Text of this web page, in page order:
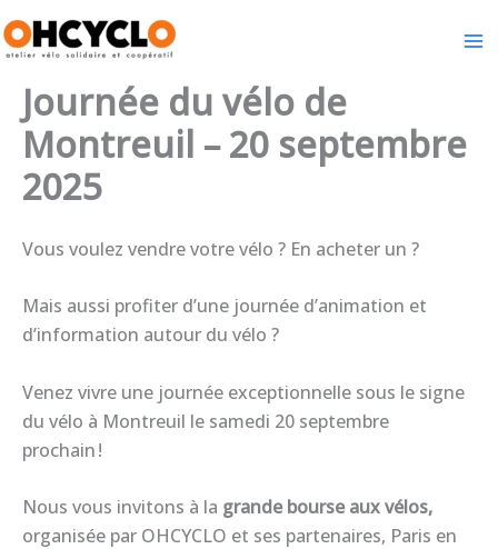
au
Journée du vélo de
Montreuil – 20 septembre
2025
Vous voulez vendre votre vélo ? En acheter un ?
Mais aussi profiter d’une journée d’animation et
d’information autour du vélo ?
Venez vivre une journée exceptionnelle sous le signe
du vélo à Montreuil le samedi 20 septembre
prochain !
Nous vous invitons à la grande bourse aux vélos,
organisée par OHCYCLO et ses partenaires, Paris en